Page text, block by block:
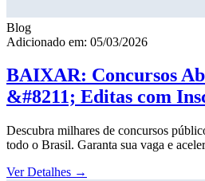
Blog
Adicionado em: 05/03/2026
BAIXAR: Concursos
&#8211; Editas com
Descubra milhares de concursos
todo o Brasil. Garanta sua vaga e
Ver Detalhes →